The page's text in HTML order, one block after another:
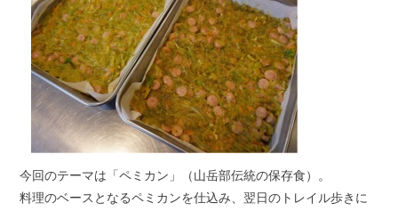
今回のテーマは「ペミカン」（山岳部伝統の保存食）。
料理のベースとなるペミカンを仕込み、翌日のトレイル歩きに